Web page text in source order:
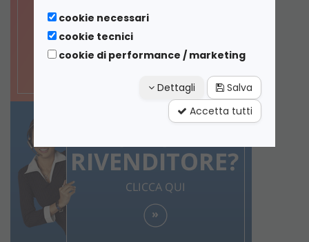
cookie necessari
cookie tecnici
cookie di performance / marketing
Dettagli
Salva
Accetta tutti